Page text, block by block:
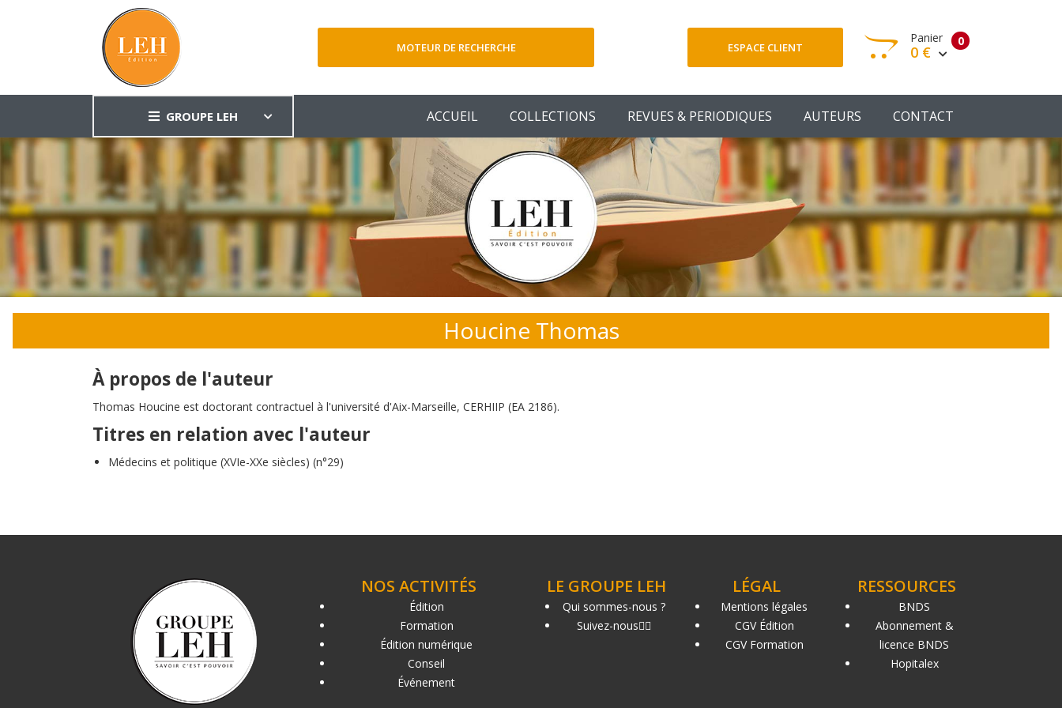
MOTEUR DE RECHERCHE ESPACE CLIENT 0
Panier
0 €
Votre panier est vide
Votre Panier
GROUPE LEH ACCUEIL COLLECTIONS REVUES & PERIODIQUES AUTEURS CONTACT
Houcine Thomas
À propos de l'auteur
Thomas Houcine est doctorant contractuel à l'université d'Aix-Marseille, CERHIIP (EA 2186).
Titres en relation avec l'auteur
Médecins et politique (XVIe-XXe siècles) (n°29)
NOS ACTIVITÉS
Édition
Formation
Édition numérique
Conseil
Événement
LE GROUPE LEH
Qui sommes-nous ?
Suivez-nous
LÉGAL
Mentions légales
CGV Édition
CGV Formation
RESSOURCES
BNDS
Abonnement &
licence BNDS
Hopitalex